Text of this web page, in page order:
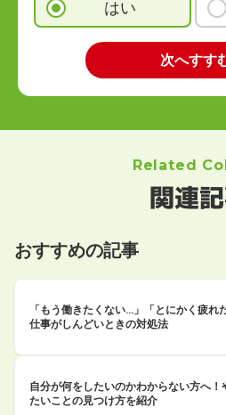
はい
Related
関連
おすすめの記事
「もう働きたくない…」「とにかく疲れ
仕事がしんどいときの対処法
自分が何をしたいのかわからない方へ！
たいことの見つけ方を紹介